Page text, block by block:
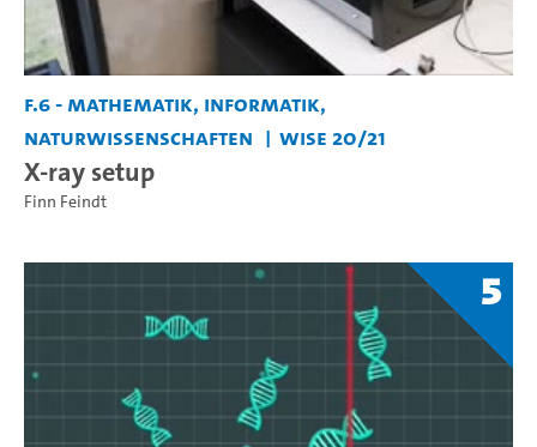
F.6 - Mathematik, Informatik,
Naturwissenschaften
WiSe 20/21
X-ray setup
Finn Feindt
5